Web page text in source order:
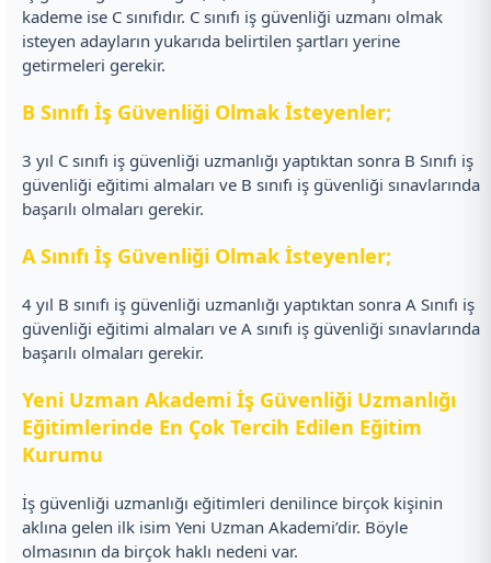
kademe ise C sınıfıdır. C sınıfı iş güvenliği uzmanı olmak
isteyen adayların yukarıda belirtilen şartları yerine
getirmeleri gerekir.
B Sınıfı İş Güvenliği Olmak İsteyenler;
3 yıl C sınıfı iş güvenliği uzmanlığı yaptıktan sonra B Sınıfı iş
güvenliği eğitimi almaları ve B sınıfı iş güvenliği sınavlarında
başarılı olmaları gerekir.
A Sınıfı İş Güvenliği Olmak İsteyenler;
4 yıl B sınıfı iş güvenliği uzmanlığı yaptıktan sonra A Sınıfı iş
güvenliği eğitimi almaları ve A sınıfı iş güvenliği sınavlarında
başarılı olmaları gerekir.
Yeni Uzman Akademi İş Güvenliği Uzmanlığı
Eğitimlerinde En Çok Tercih Edilen Eğitim
Kurumu
İş güvenliği uzmanlığı eğitimleri denilince birçok kişinin
aklına gelen ilk isim Yeni Uzman Akademi’dir. Böyle
olmasının da birçok haklı nedeni var.